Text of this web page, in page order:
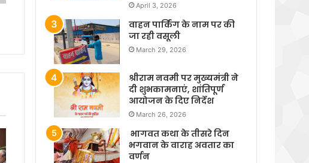
April 3, 2026
वाहन पार्किंग के नाम पर की
जा रही वसूली
March 29, 2026
श्रीराम नवमी पर मुख्यमंत्री ने
दी शुभकामनाएं, शांतिपूर्ण
आयोजन के दिए निर्देश
March 26, 2026
भागवत कथा के तीसरे दिन
भगवान के वाराह अवतार का
वर्णन